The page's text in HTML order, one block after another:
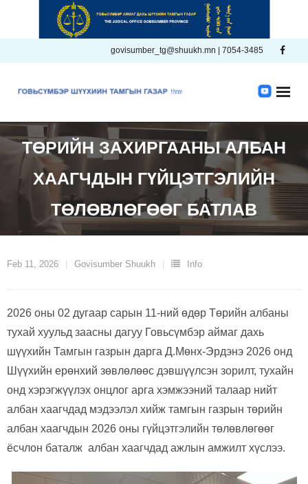
govisumber_tg@shuukh.mn | 7054-3485
ТӨРИЙН ЗАХИРГААНЫ АЛБАН
ХААГЧДЫН ГҮЙЦЭТГЭЛИЙН
ТӨЛӨВЛӨГӨӨГ БАТЛАВ
Feb 11, 2026 Govisumber Shuukh Info
2026 оны 02 дугаар сарын 11-ний өдөр Төрийн албаны
тухай хуульд заасны дагуу Говьсүмбэр аймаг дахь
шүүхийн Тамгын газрын дарга Д.Мөнх-Эрдэнэ 2026 онд
Шүүхийн ерөнхий зөвлөлөөс дэвшүүлсэн зорилт, тухайн
онд хэрэгжүүлэх онцлог арга хэмжээний талаар нийт
албан хаагчдад мэдээлэл хийж тамгын газрын төрийн
албан хаагчдын 2026 оны гүйцэтгэлийн төлөвлөгөөг
ёсчлон баталж албан хаагчдад ажлын амжилт хүслээ.